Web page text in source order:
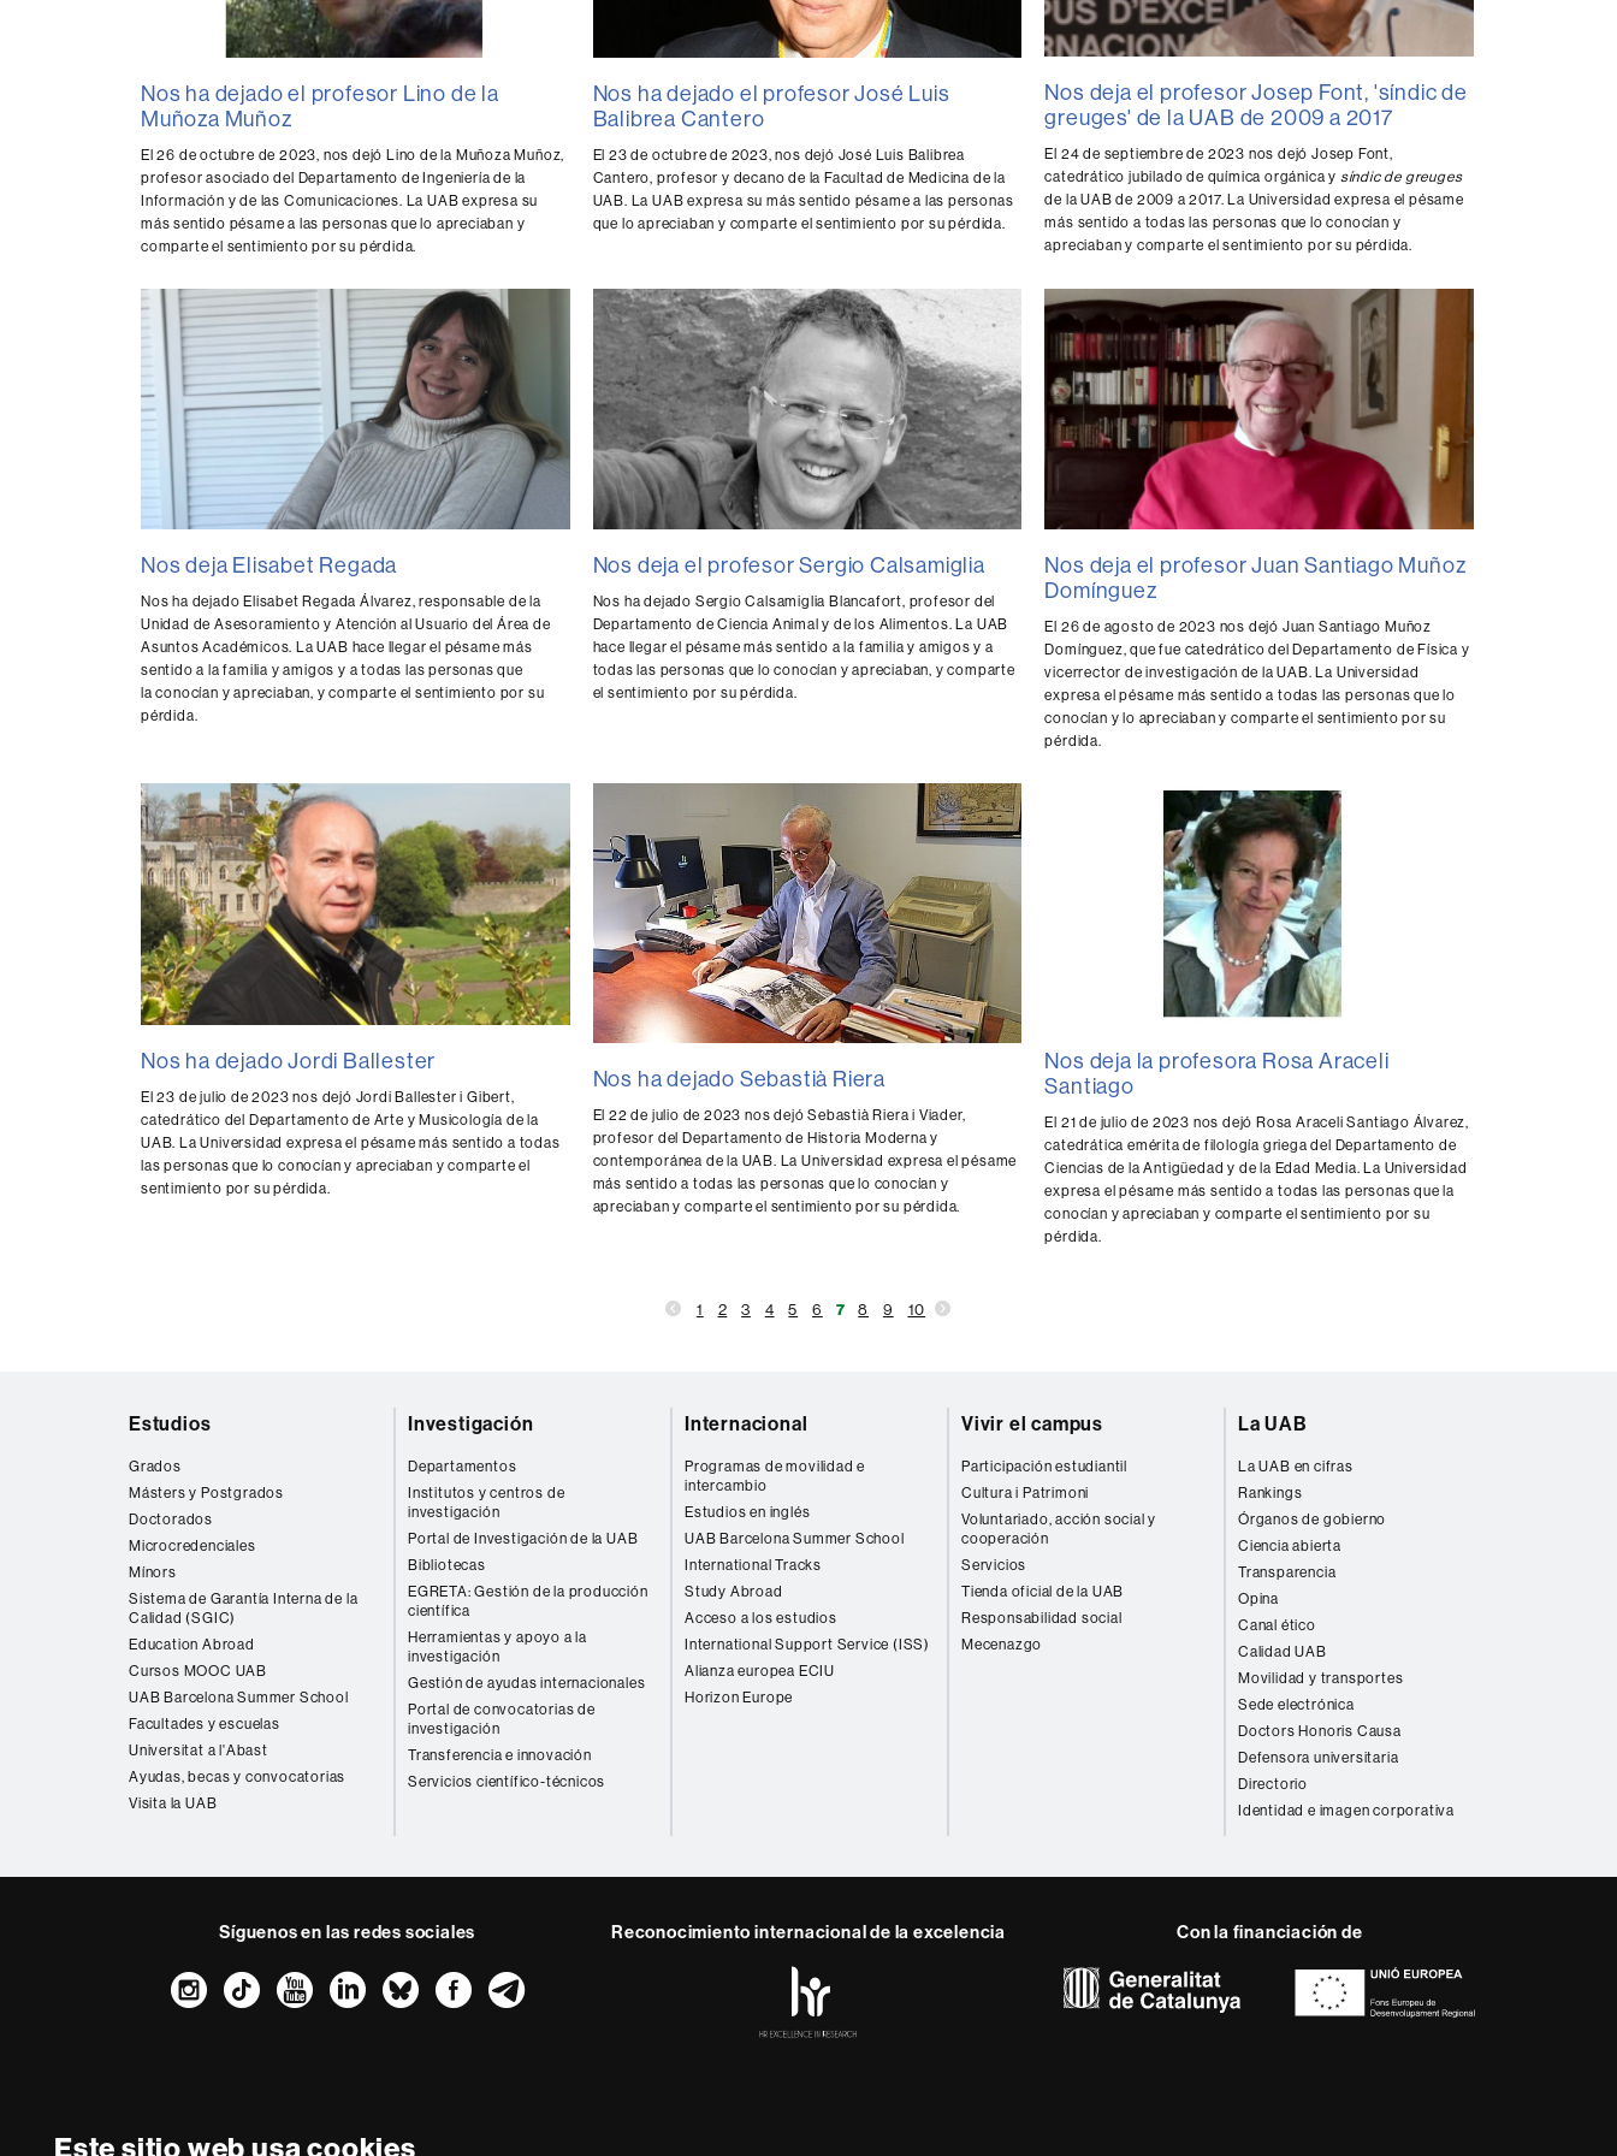
Este sitio web usa cookies
Nos ha dejado el profesor Lino de la
Muñoza Muñoz
El 26 de octubre de 2023, nos dejóLino de la Muñoza Muñoz,
profesor asociado del Departamento de Ingeniería de la
Información y de las Comunicaciones. La UAB expresa su
más sentido pésame a las personas que lo apreciaban y
comparte el sentimiento por su pérdida.
Nos ha dejado el profesor José Luis
Balibrea Cantero
El 23 de octubre de 2023, nos dejó José Luis Balibrea
Cantero, profesor y decano de la Facultad de Medicina de la
UAB. La UAB expresa su más sentido pésame a las personas
que lo apreciaban y comparte el sentimiento por su pérdida.
Nos deja el profesor Josep Font, 'síndic de
greuges' de la UAB de 2009 a 2017
El 24 de septiembre de 2023 nos dejó Josep Font,
catedrático jubilado de química orgánica y síndic de greuges
de la UAB de 2009 a 2017. La Universidad expresa el pésame
más sentido a todas las personas que lo conocían y
apreciaban y comparte el sentimiento por su pérdida.
Nos deja Elisabet Regada
Nos ha dejado Elisabet Regada Álvarez, responsable de la
Unidad de Asesoramiento y Atención al Usuario del Área de
Asuntos Académicos. La UAB hace llegar el pésame más
sentido a la familia y amigos y a todas las personas que
la conocían y apreciaban, y comparte el sentimiento por su
pérdida.
Nos deja el profesor Sergio Calsamiglia
Nos ha dejado Sergio Calsamiglia Blancafort, profesor del
Departamento de Ciencia Animal y de los Alimentos. La UAB
hace llegar el pésame más sentido a la familia y amigos y a
todas las personas que lo conocían y apreciaban, y comparte
el sentimiento por su pérdida.
Nos deja el profesor Juan Santiago Muñoz
Domínguez
El 26 de agosto de 2023 nos dejó Juan Santiago Muñoz
Domínguez, que fue catedrático del Departamento de Física y
vicerrector de investigación de la UAB. La Universidad
expresa el pésame más sentido a todas las personas que lo
conocían y lo apreciaban y comparte el sentimiento por su
pérdida.
Nos ha dejado Jordi Ballester
El 23 de julio de 2023 nos dejó Jordi Ballester i Gibert,
catedrático del Departamento de Arte y Musicología de la
UAB. La Universidad expresa el pésame más sentido a todas
las personas que lo conocían y apreciaban y comparte el
sentimiento por su pérdida.
Nos ha dejado Sebastià Riera
El 22 de julio de 2023 nos dejó Sebastià Riera i Viader,
profesor del Departamento de Historia Moderna y
contemporánea de la UAB. La Universidad expresa el pésame
más sentido a todas las personas que lo conocían y
apreciaban y comparte el sentimiento por su pérdida.
Nos deja la profesora Rosa Araceli
Santiago
El 21 de julio de 2023 nos dejó Rosa Araceli Santiago Álvarez,
catedrática emérita de filología griega del Departamento de
Ciencias de la Antigüedad y de la Edad Media. La Universidad
expresa el pésame más sentido a todas las personas que la
conocían y apreciaban y comparte el sentimiento por su
pérdida.
1 2 3 4 5 6 7 8 9 10
Estudios
Grados
Másters y Postgrados
Doctorados
Microcredenciales
Mínors
Sistema de Garantía Interna de la
Calidad (SGIC)
Education Abroad
Cursos MOOC UAB
UAB Barcelona Summer School
Facultades y escuelas
Universitat a l'Abast
Ayudas, becas y convocatorias
Visita la UAB
Investigación
Departamentos
Institutos y centros de
investigación
Portal de Investigación de la UAB
Bibliotecas
EGRETA: Gestión de la producción
científica
Herramientas y apoyo a la
investigación
Gestión de ayudas internacionales
Portal de convocatorias de
investigación
Transferencia e innovación
Servicios científico-técnicos
Internacional
Programas de movilidad e
intercambio
Estudios en inglés
UAB Barcelona Summer School
International Tracks
Study Abroad
Acceso a los estudios
International Support Service (ISS)
Alianza europea ECIU
Horizon Europe
Vivir el campus
Participación estudiantil
Cultura i Patrimoni
Voluntariado, acción social y
cooperación
Servicios
Tienda oficial de la UAB
Responsabilidad social
Mecenazgo
La UAB
La UAB en cifras
Rankings
Órganos de gobierno
Ciencia abierta
Transparencia
Opina
Canal ético
Calidad UAB
Movilidad y transportes
Sede electrónica
Doctors Honoris Causa
Defensora universitaria
Directorio
Identidad e imagen corporativa
Síguenos en las redes sociales
Instagram
TikTokYouTube
LinkedIn
BlueskyFacebook
Telegram
Reconocimiento internacional de la excelencia Con la financiación de